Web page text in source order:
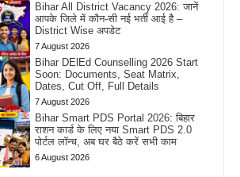
Bihar All District Vacancy 2026: जानें
आपके जिले में कौन-सी नई भर्ती आई है –
District Wise अपडेट
7 August 2026
Bihar DElEd Counselling 2026 Start
Soon: Documents, Seat Matrix,
Dates, Cut Off, Full Details
7 August 2026
Bihar Smart PDS Portal 2026: बिहार
राशन कार्ड के लिए नया Smart PDS 2.0
पोर्टल लॉन्च, अब घर बैठे करें सभी काम
6 August 2026